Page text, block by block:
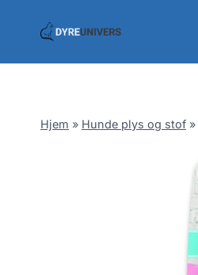
Hjem » Hunde plys og stof »